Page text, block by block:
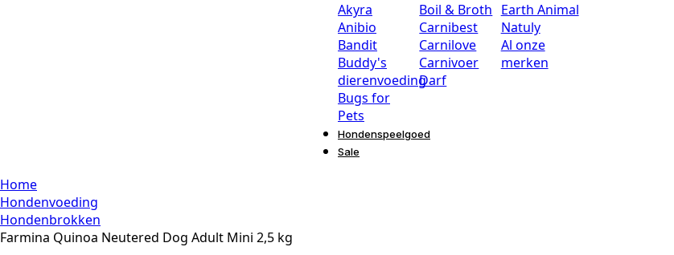
Akyra
Anibio
Bandit
Buddy's
dierenvoeding
Bugs for
Pets
Boil & Broth
Carnibest
Carnilove
Carnivoer
Darf
Earth Animal
Natuly
Al onze
merken
Hondenspeelgoed
Sale
Home
Hondenvoeding
Hondenbrokken
Farmina Quinoa Neutered Dog Adult Mini 2,5 kg